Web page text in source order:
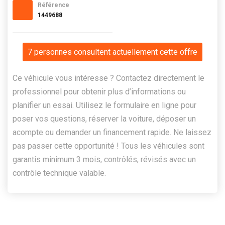
Référence
1449688
7 personnes consultent actuellement cette offre
Ce véhicule vous intéresse ? Contactez directement le
professionnel pour obtenir plus d’informations ou
planifier un essai. Utilisez le formulaire en ligne pour
poser vos questions, réserver la voiture, déposer un
acompte ou demander un financement rapide. Ne laissez
pas passer cette opportunité ! Tous les véhicules sont
garantis minimum 3 mois, contrôlés, révisés avec un
contrôle technique valable.